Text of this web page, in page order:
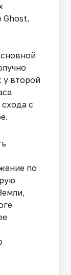
Ghost,
у второй
с
по